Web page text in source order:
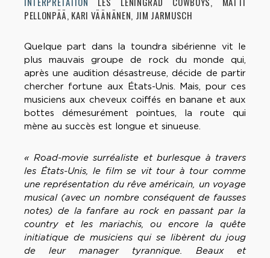
PELLONPÄÄ, KARI VÄÄNÄNEN, JIM JARMUSCH
Quelque part dans la toundra sibérienne vit le
plus mauvais groupe de rock du monde qui,
après une audition désastreuse, décide de partir
chercher fortune aux États-Unis. Mais, pour ces
musiciens aux cheveux coiffés en banane et aux
bottes démesurément pointues, la route qui
mène au succès est longue et sinueuse.
« Road-movie surréaliste et burlesque à travers
les États-Unis, le film se vit tour à tour comme
une représentation du rêve américain, un voyage
musical (avec un nombre conséquent de fausses
notes) de la fanfare au rock en passant par la
country et les mariachis, ou encore la quête
initiatique de musiciens qui se libèrent du joug
de leur manager tyrannique. Beaux et